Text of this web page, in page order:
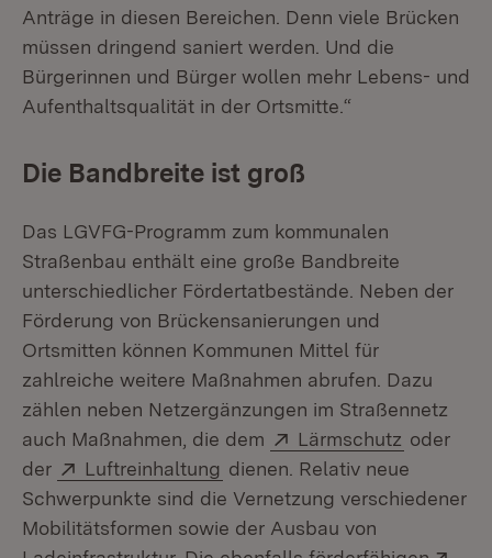
Anträge in diesen Bereichen. Denn viele Brücken
müssen dringend saniert werden. Und die
Bürgerinnen und Bürger wollen mehr Lebens- und
Aufenthaltsqualität in der Ortsmitte.“
Die Bandbreite ist groß
Das LGVFG-Programm zum kommunalen
Straßenbau enthält eine große Bandbreite
unterschiedlicher Fördertatbestände. Neben der
Förderung von Brückensanierungen und
Ortsmitten können Kommunen Mittel für
zahlreiche weitere Maßnahmen abrufen. Dazu
zählen neben Netzergänzungen im Straßennetz
auch Maßnahmen, die dem
Extern:
Lärmschutz (Öffnet
oder
der
Extern:
Luftreinhaltung (Öffnet in neuem Fenster)
dienen. Relativ neue
Schwerpunkte sind die Vernetzung verschiedener
Mobilitätsformen sowie der Ausbau von